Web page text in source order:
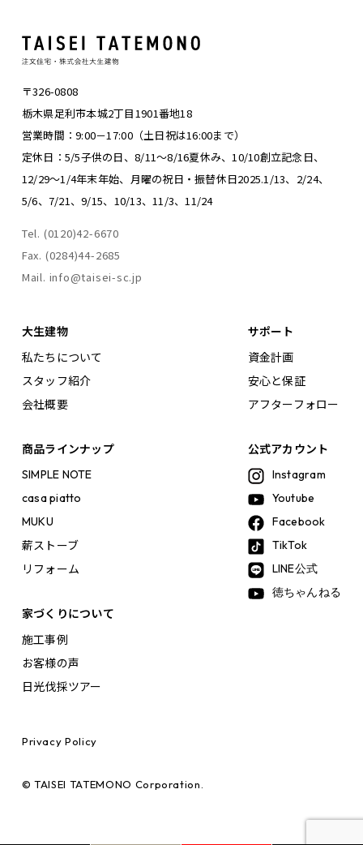
〒326-0808
栃木県足利市本城2丁目1901番地18
営業時間：9:00－17:00（土日祝は16:00まで）
定休日：5/5子供の日、8/11～8/16夏休み、10/10創立記念日、
12/29～1/4年末年始、 月曜の祝日・振替休日2025.1/13、2/24、
5/6、7/21、9/15、10/13、11/3、11/24
Tel. (0120)42-6670
Fax. (0284)44-2685
Mail. info@taisei-sc.jp
大生建物
私たちについて
スタッフ紹介
会社概要
商品ラインナップ
SIMPLE NOTE
casa piatto
MUKU
薪ストーブ
リフォーム
家づくりについて
施工事例
お客様の声
日光伐採ツアー
サポート
資金計画
安心と保証
アフターフォロー
公式アカウント
Instagram
Youtube
Facebook
TikTok
LINE公式
徳ちゃんねる
Privacy Policy
© TAISEI TATEMONO Corporation.